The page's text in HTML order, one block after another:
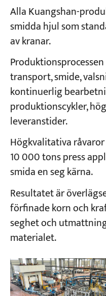
Alla Kuangshan-
smidda hjul som
av kranar.
transport, smide,
kontinuerlig
produktionscykler,
leveranstider.
Högkvalitativa
10 000 tons press
smida en seg kärna.
Resultatet är
förfinade korn och
seghet och
materialet.